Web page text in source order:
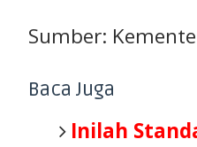
Sumber:
Baca Juga
Inilah